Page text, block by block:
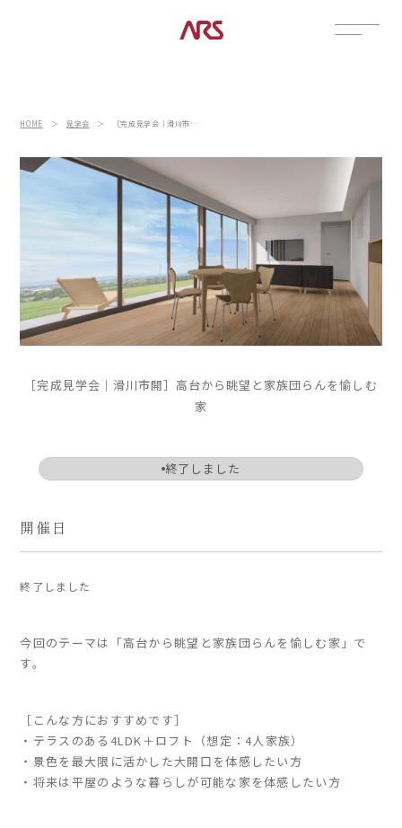
展示場
資料請求
CONTENTS
- ARS WAY
- 設計コンセプト
デザイン
- 空間デザイン
- 外構デザイン
- 高断熱性能
- 高耐震性能
- 高耐久性能
建築実例
コラム
インタビュー
土地情報
お知らせ
ブログ
HOME ＞ 見学会 ＞ ［完成見学会｜滑川市開］高台から眺望と家族団らんを愉しむ家
［完成見学会｜滑川市開］高台から眺望と家族団らんを愉しむ
家
終了しました
開催日
終了しました
今回のテーマは「高台から眺望と家族団らんを愉しむ家」で
す。
［こんな方におすすめです］
・テラスのある4LDK＋ロフト（想定：4人家族）
・景色を最大限に活かした大開口を体感したい方
・ 将来は平屋のような暮らしが可能な家を体感したい方